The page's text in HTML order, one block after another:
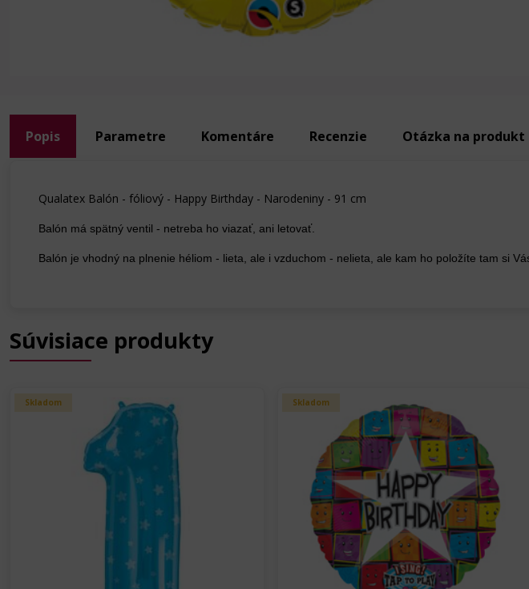
Popis Parametre Komentáre Recenzie Otázka na produkt
Qualatex Balón - fóliový - Happy Birthday - Narodeniny - 91 cm
Balón má spätný ventil - netreba ho viazať, ani letovať.
Balón je vhodný na plnenie héliom - lieta, ale i vzduchom - nelieta, ale kam ho položíte tam si
Súvisiace produkty
Skladom Skladom